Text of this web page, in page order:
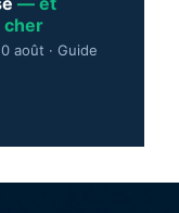
cher
août · Guide